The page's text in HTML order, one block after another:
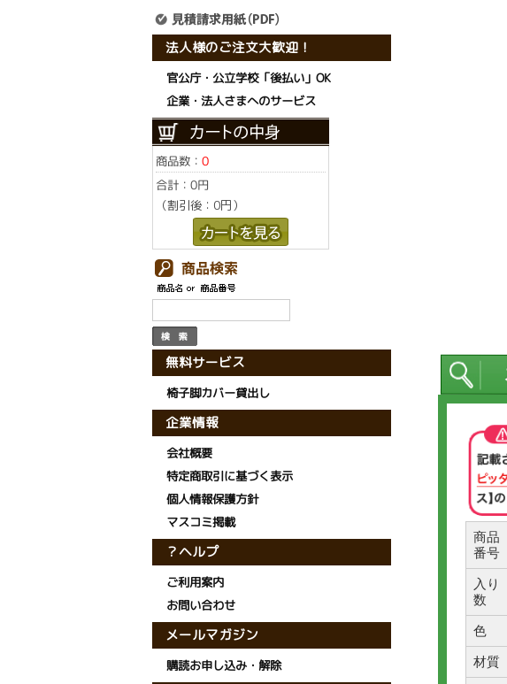
法人様のご注文大歓迎！
官公庁・公立学校「後払い」OK
企業・法人さまへのサービス
商品数：0
合計：0円
（割引後：0円）
無料サービス
椅子脚カバー貸出し
企業情報
会社概要
特定商取引に基づく表示
個人情報保護方針
マスコミ掲載
？ヘルプ
ご利用案内
お問い合わせ
メールマガジン
購読お申し込み・解除
商品
番号
入り
数
色
材質